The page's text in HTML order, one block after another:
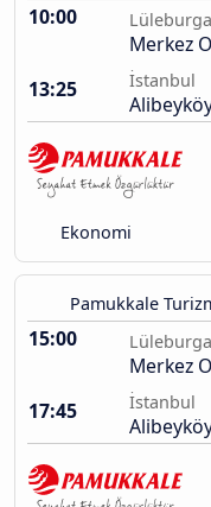
10:00
Merkez
13:25
İstanbul
Ekonomi
Pamukkale
15:00
Merkez
17:45
İstanbul